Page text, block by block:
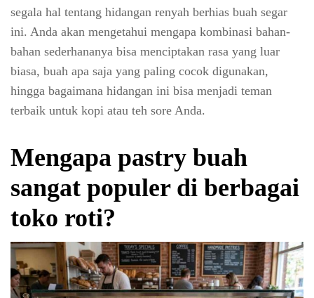
segala hal tentang hidangan renyah berhias buah segar
ini. Anda akan mengetahui mengapa kombinasi bahan-
bahan sederhananya bisa menciptakan rasa yang luar
biasa, buah apa saja yang paling cocok digunakan,
hingga bagaimana hidangan ini bisa menjadi teman
terbaik untuk kopi atau teh sore Anda.
Mengapa pastry buah
sangat populer di berbagai
toko roti?